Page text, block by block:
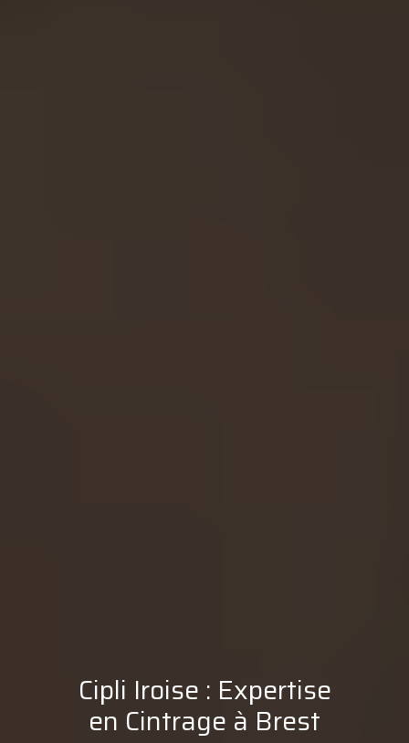
Cipli Iroise : Expertise
en Cintrage à Brest